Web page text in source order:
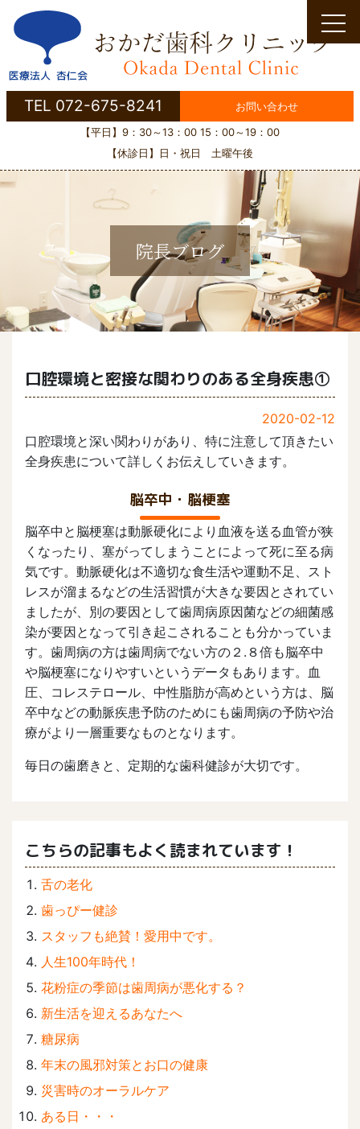
Skip
content
TEL 072-675-8241
お問い合わせ
【平日】9：30～13：00 15：00～19：00
【休診日】日・祝日 土曜午後
院長ブログ
口腔環境と密接な関わりのある全身疾患①
2020-02-12
口腔環境と深い関わりがあり、特に注意して頂きたい
全身疾患について詳しくお伝えしていきます。
脳卒中・脳梗塞
脳卒中と脳梗塞は動脈硬化により血液を送る血管が狭
くなったり、塞がってしまうことによって死に至る病
気です。動脈硬化は不適切な食生活や運動不足、スト
レスが溜まるなどの生活習慣が大きな要因とされてい
ましたが、別の要因として歯周病原因菌などの細菌感
染が要因となって引き起こされることも分かっていま
す。歯周病の方は歯周病でない方の２.８倍も脳卒中
や脳梗塞になりやすいというデータもあります。血
圧、コレステロール、中性脂肪が高めという方は、脳
卒中などの動脈疾患予防のためにも歯周病の予防や治
療がより一層重要なものとなります。
毎日の歯磨きと、定期的な歯科健診が大切です。
こちらの記事もよく読まれています！
舌の老化
歯っぴー健診
スタッフも絶賛！愛用中です。
人生100年時代！
花粉症の季節は歯周病が悪化する？
新生活を迎えるあなたへ
糖尿病
年末の風邪対策とお口の健康
災害時のオーラルケア
ある日・・・